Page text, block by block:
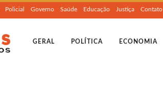
Policial Governo Saúde Educação Justiça Contato
GERAL POLÍTICA ECONOMIA